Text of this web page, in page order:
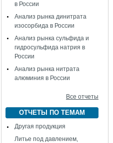
в России
Анализ рынка динитрата
изосорбида в России
Анализ рынка сульфида и
гидросульфида натрия в
России
Анализ рынка нитрата
алюминия в России
Все отчеты
ОТЧЕТЫ ПО ТЕМАМ
Другая продукция
Литье под давлением,